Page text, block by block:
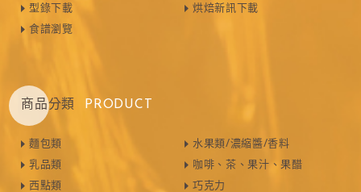
型錄下載
食譜瀏覽
烘焙新訊下載
商品分類 PRODUCT
麵包類
乳品類
西點類
水果類/濃縮醬/香料
咖啡、茶、果汁、果醋
巧克力